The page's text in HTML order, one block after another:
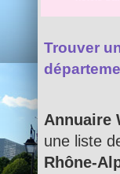
Trouver
Annuaire
une liste
Rhône-